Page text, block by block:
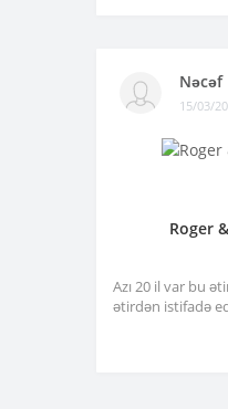
Nəcəf
15/03/
Roger
Azı 20 il var bu
ətirdən istifadə